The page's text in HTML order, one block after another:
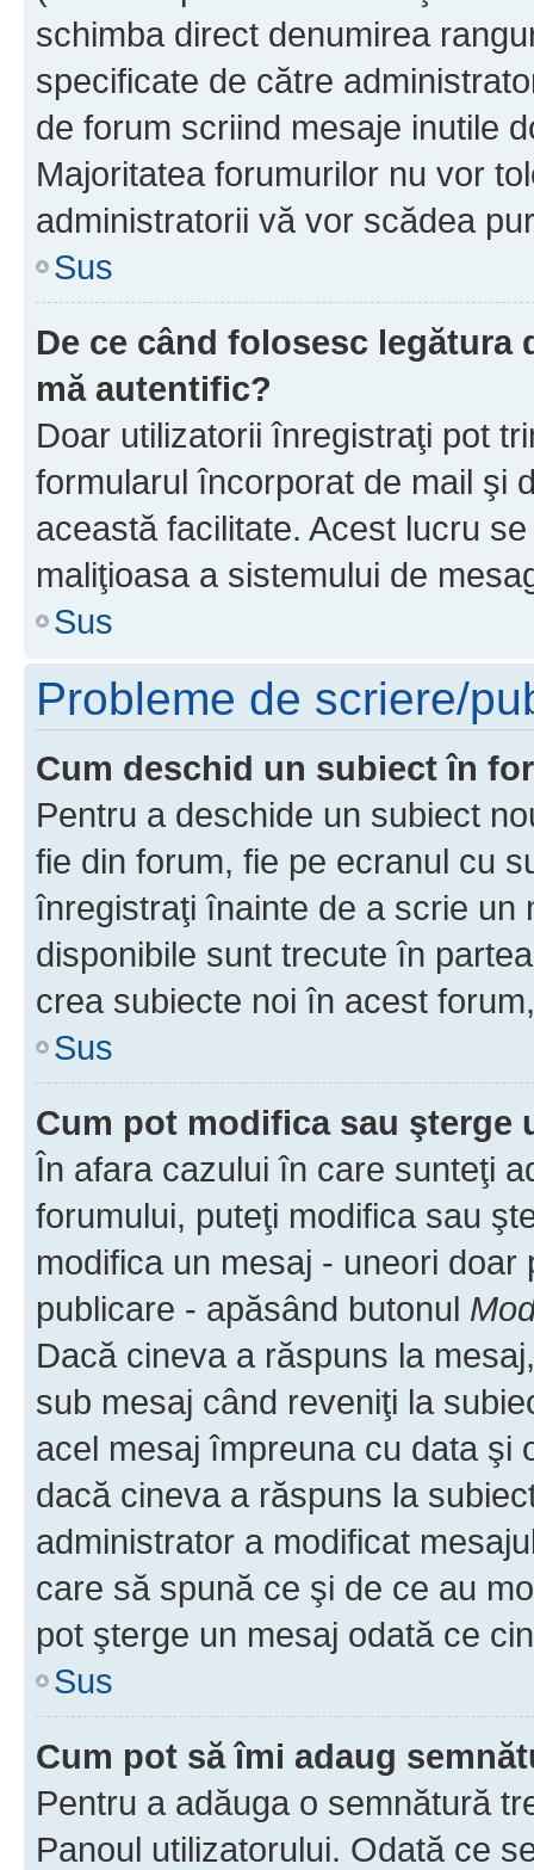
schimba direct denumirea
specificate de către
de forum scriind mesaje inutile
Majoritatea forumurilor nu vor
administratorii vă vor scădea
Sus
De ce când folosesc
mă autentific?
Doar utilizatorii înregistraţi pot
formularul încorporat de mail şi
această facilitate. Acest lucru
maliţioasa a sistemului de
Sus
Probleme de scriere/
Cum deschid un subiect în
Pentru a deschide un subiect
fie din forum, fie pe ecranul cu
înregistraţi înainte de a scrie un
disponibile sunt trecute în
crea subiecte noi în acest
Sus
Cum pot modifica sau şterge
În afara cazului în care sunteţi
forumului, puteţi modifica sau
modifica un mesaj - uneori
publicare - apăsând butonul
Dacă cineva a răspuns la
sub mesaj când reveniţi la
acel mesaj împreuna cu data şi
dacă cineva a răspuns la
administrator a modificat
care să spună ce şi de ce au
pot şterge un mesaj odată ce
Sus
Cum pot să îmi adaug
Pentru a adăuga o semnătură
Panoul utilizatorului. Odată ce